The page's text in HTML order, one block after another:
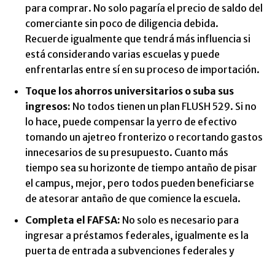
para comprar. No solo pagaría el precio de saldo del
comerciante sin poco de diligencia debida.
Recuerde igualmente que tendrá más influencia si
está considerando varias escuelas y puede
enfrentarlas entre sí en su proceso de importación.
Toque los ahorros universitarios o suba sus
ingresos: No todos tienen un plan FLUSH 529. Si no
lo hace, puede compensar la yerro de efectivo
tomando un ajetreo fronterizo o recortando gastos
innecesarios de su presupuesto. Cuanto más
tiempo sea su horizonte de tiempo antaño de pisar
el campus, mejor, pero todos pueden beneficiarse
de atesorar antaño de que comience la escuela.
Completa el FAFSA: No solo es necesario para
ingresar a préstamos federales, igualmente es la
puerta de entrada a subvenciones federales y